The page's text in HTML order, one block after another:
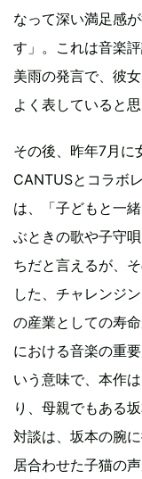
なって深い満足感
す」。これは音楽
美雨の発言で、彼
よく表していると思
その後、昨年7月に
CANTUSとコラボ
は、「子どもと一
ぶときの歌や子守
ちだと言えるが、
した、チャレンジ
の産業としての寿
における音楽の重
いう意味で、本作
り、母親でもある
対談は、坂本の腕
居合わせた子猫の